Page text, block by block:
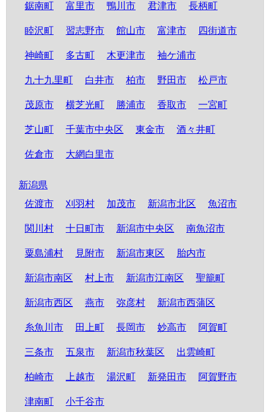
鋸南町 富里市 鴨川市 君津市 長柄町
睦沢町 習志野市 館山市 富津市 四街道市
神崎町 多古町 木更津市 袖ケ浦市
九十九里町 白井市 柏市 野田市 松戸市
茂原市 横芝光町 勝浦市 香取市 一宮町
芝山町 千葉市中央区 東金市 酒々井町
佐倉市 大網白里市
新潟県
佐渡市
刈羽村 加茂市 新潟市北区 魚沼市
関川村 十日町市 新潟市中央区 南魚沼市
粟島浦村 見附市 新潟市東区 胎内市
新潟市南区 村上市 新潟市江南区 聖籠町
新潟市西区 燕市 弥彦村 新潟市西蒲区
糸魚川市 田上町 長岡市 妙高市 阿賀町
三条市 五泉市 新潟市秋葉区 出雲崎町
柏崎市 上越市 湯沢町 新発田市 阿賀野市
津南町 小千谷市